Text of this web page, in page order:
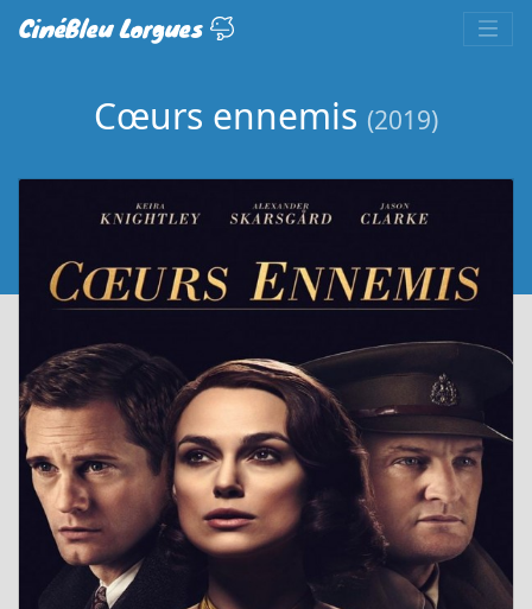
CinéBleu Lorgues
Cœurs ennemis (2019)